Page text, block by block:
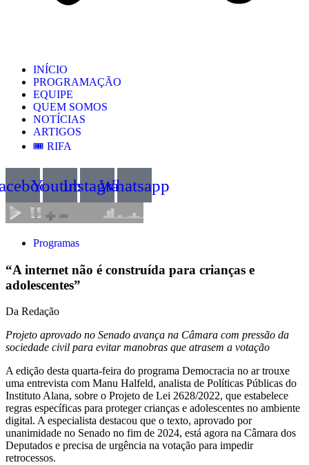
INÍCIO
PROGRAMAÇÃO
EQUIPE
QUEM SOMOS
NOTÍCIAS
ARTIGOS
🎟️ RIFA
YoutubeInstagramWhatsapp
Programas
“A internet não é construída para crianças e
adolescentes”
Da Redação
Projeto aprovado no Senado avança na Câmara com pressão da
sociedade civil para evitar manobras que atrasem a votação
A edição desta quarta-feira do programa Democracia no ar trouxe
uma entrevista com Manu Halfeld, analista de Políticas Públicas do
Instituto Alana, sobre o Projeto de Lei 2628/2022, que estabelece
regras específicas para proteger crianças e adolescentes no ambiente
digital. A especialista destacou que o texto, aprovado por
unanimidade no Senado no fim de 2024, está agora na Câmara dos
Deputados e precisa de urgência na votação para impedir
retrocessos.